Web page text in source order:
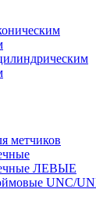
метчиков
ЛЕВЫЕ
UNC/